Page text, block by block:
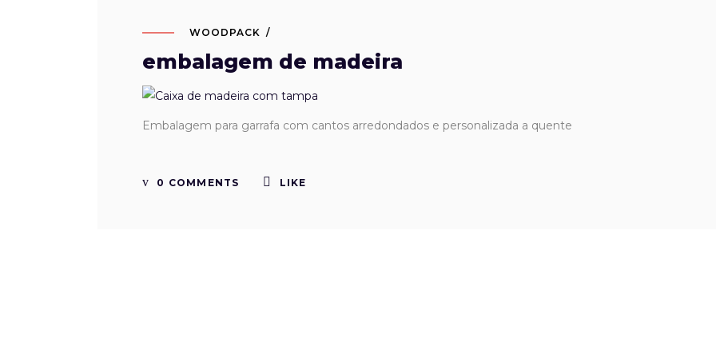
WOODPACK
embalagem de madeira
Embalagem para garrafa com cantos arredondados e personalizada a quente
0 COMMENTS LIKE